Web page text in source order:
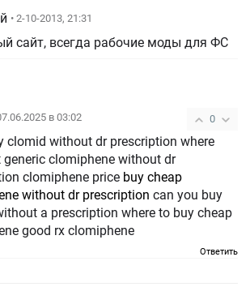
• 2-10-2013, 21:31
сайт, всегда рабочие моды для ФС
0
в 03:02
clomid without dr prescription where
generic clomiphene without dr
clomiphene price buy cheap
without dr prescription can you buy
a prescription where to buy cheap
good rx clomiphene
Ответить